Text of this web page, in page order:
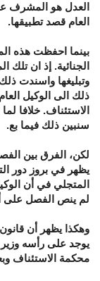
العدل هو المشرف
العام قصد تطبيقها.
بينما احفظت هذه
الجنائية. إذ ان
وتبليغها واسندت
ذلك الى الوكيل
الاستئناف. خلافا
سنبين ذلك فيما بع.
لكن، الفرق بين
يظهر في بروز دور
المتجلي في أن
لم ينص الفصل على
يوجد على رأسه وزير
محكمة الاستئناف